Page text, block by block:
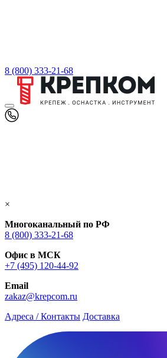
8 (800) 333-21-68
×
Многоканальный по РФ
8 (800) 333‑21-68
Офис в МСК
+7 (495) 120-44-92
Email
zakaz@krepcom.ru
Адреса / Контакты Доставка